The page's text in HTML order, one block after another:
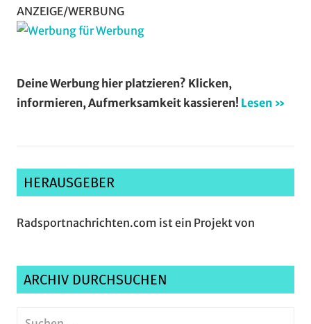
ANZEIGE/WERBUNG
Deine Werbung hier platzieren? Klicken,
informieren, Aufmerksamkeit kassieren! Lesen »
HERAUSGEBER
Radsportnachrichten.com ist ein Projekt von
ARCHIV DURCHSUCHEN
Suchen